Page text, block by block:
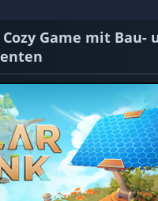
Game mit Bau-